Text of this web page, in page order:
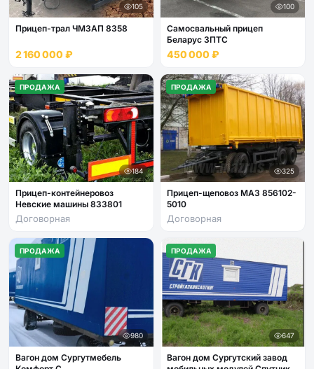
105
Прицеп-трал ЧМЗАП 8358
2 160 000 ₽
100
Самосвальный прицеп
Беларус ЗПТС
450 000 ₽
ПРОДАЖА
184
Прицеп-контейнеровоз
Невские машины 833801
Договорная
ПРОДАЖА
325
Прицеп-щеповоз МАЗ 856102-
5010
Договорная
ПРОДАЖА
980
Вагон дом Сургутмебель
ПРОДАЖА
647
Вагон дом Сургутский завод